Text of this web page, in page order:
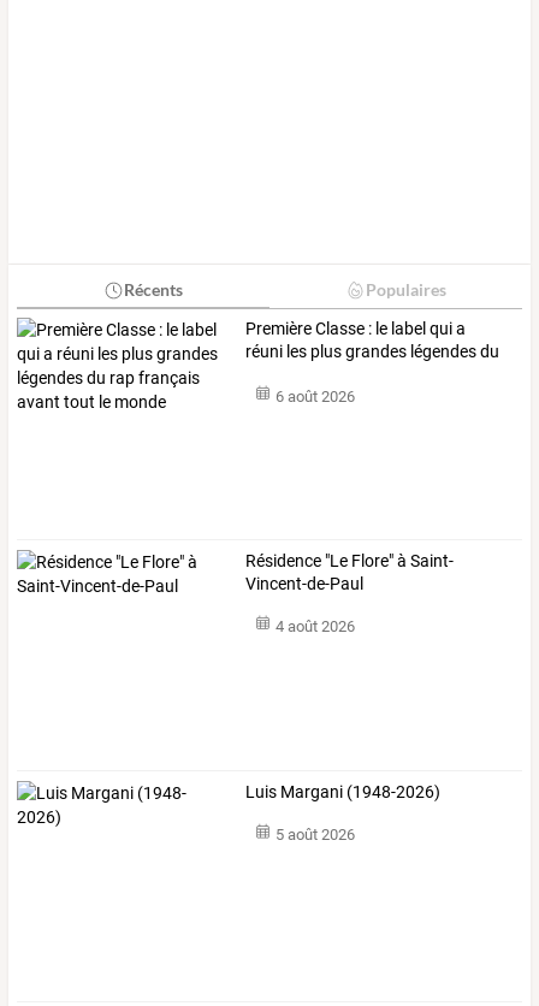
Récents Populaires
PremièreClasse : le label quia
réuni les plusgrandes légendesdu
6 août 2026
Résidence "Le Flore" à Saint-
Vincent-de-Paul
4 août 2026
Luis Margani (1948-2026)
5 août 2026